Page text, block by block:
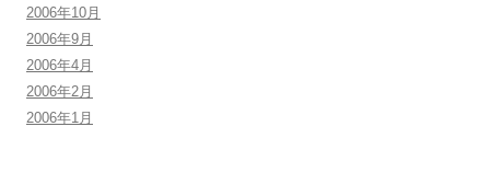
2006年10月
2006年9月
2006年4月
2006年2月
2006年1月